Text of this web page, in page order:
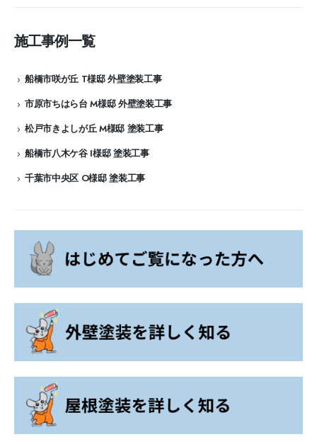
施工事例一覧
船橋市咲が丘 T様邸 外壁塗装工事
市原市ちはら台 M様邸 外壁塗装工事
松戸市きよしが丘 M様邸 塗装工事
船橋市八木ケ谷 I様邸 塗装工事
千葉市中央区 O様邸 塗装工事